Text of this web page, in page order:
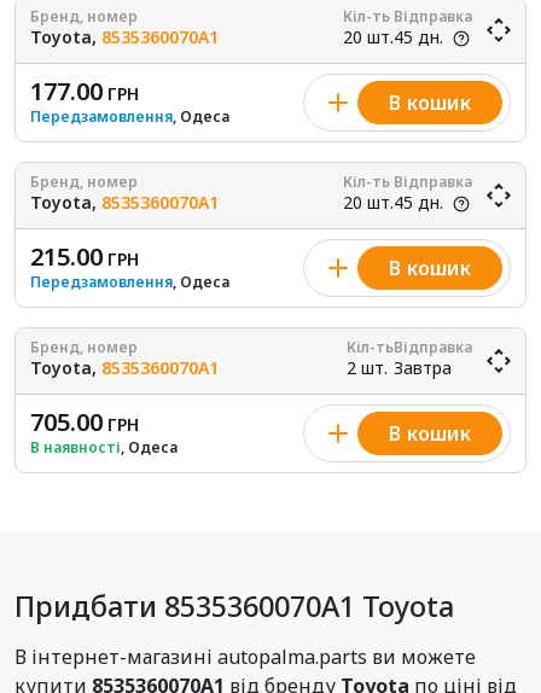
Бренд, номер
Toyota, 8535360070A1
Кіл-ть
20 шт.
Відправка
45 дн.
177.00 ГРН
Передзамовлення, Одеса
В кошик
Бренд, номер
Toyota, 8535360070A1
Кіл-ть
20 шт.
Відправка
45 дн.
215.00 ГРН
Передзамовлення, Одеса
В кошик
Бренд, номер
Toyota, 8535360070A1
Кіл-ть
2 шт.
Відправка
Завтра
705.00 ГРН
В наявності, Одеса
В кошик
Придбати 8535360070A1 Toyota
В інтернет-магазині autopalma.parts ви можете
купити 8535360070A1 від бренду Toyota по ціні від